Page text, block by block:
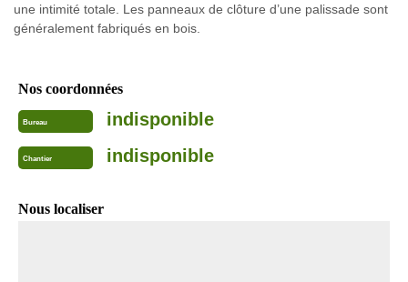
une intimité totale. Les panneaux de clôture d’une palissade sont
généralement fabriqués en bois.
Nos coordonnées
Bureau indisponible
Chantier indisponible
Nous localiser